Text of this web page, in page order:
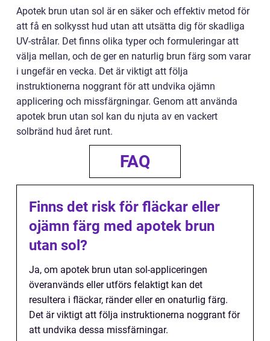
Apotek brun utan sol är en säker och effektiv metod för
att få en solkysst hud utan att utsätta dig för skadliga
UV-strålar. Det finns olika typer och formuleringar att
välja mellan, och de ger en naturlig brun färg som varar
i ungefär en vecka. Det är viktigt att följa
instruktionerna noggrant för att undvika ojämn
applicering och missfärgningar. Genom att använda
apotek brun utan sol kan du njuta av en vackert
solbränd hud året runt.
FAQ
Finns det risk för fläckar eller
ojämn färg med apotek brun
utan sol?
Ja, om apotek brun utan sol-appliceringen
överanvänds eller utförs felaktigt kan det
resultera i fläckar, ränder eller en onaturlig färg.
Det är viktigt att följa instruktionerna noggrant för
att undvika dessa missfärningar.